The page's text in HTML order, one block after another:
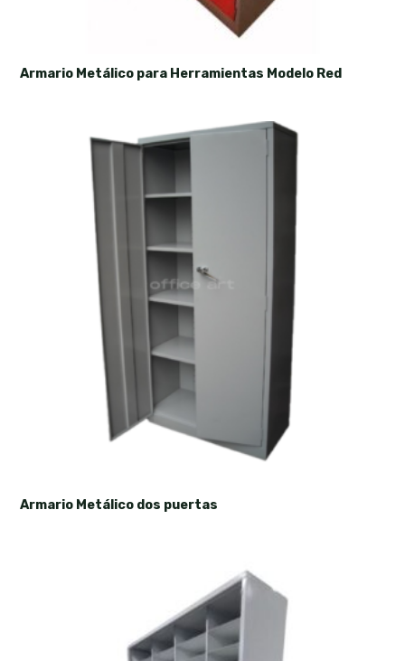
Armario Metálico para Herramientas Modelo Red
Armario Metálico dos puertas